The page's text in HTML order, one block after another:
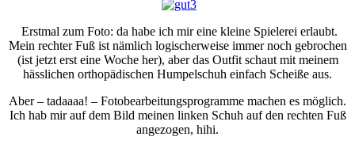
Erstmal zum Foto: da habe ich mir eine kleine Spielerei erlaubt.
Mein rechter Fuß ist nämlich logischerweise immer noch gebrochen
(ist jetzt erst eine Woche her), aber das Outfit schaut mit meinem
hässlichen orthopädischen Humpelschuh einfach Scheiße aus.
Aber – tadaaaa! – Fotobearbeitungsprogramme machen es möglich.
Ich hab mir auf dem Bild meinen linken Schuh auf den rechten Fuß
angezogen, hihi.